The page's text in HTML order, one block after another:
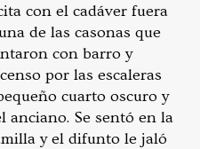
con el cadáver fuera
de las casonas que
con barro y
por las escaleras
cuarto oscuro y
anciano. Se sentó en la
y el difunto le jaló